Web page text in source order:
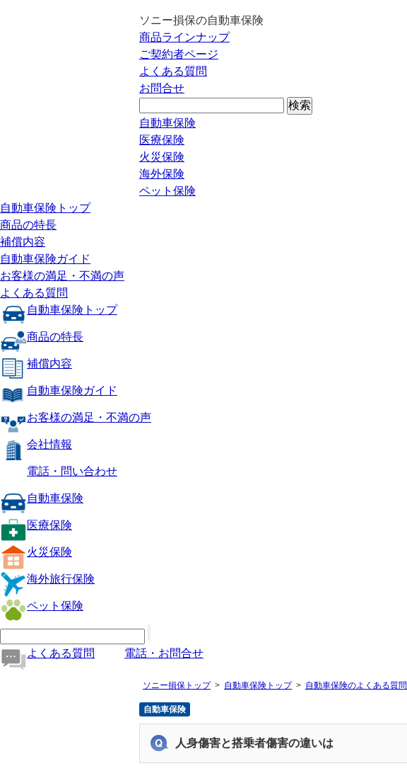
ソニー損保の自動車保険
商品ラインナップ
ご契約者ページ
よくある質問
お問合せ
自動車保険
医療保険
火災保険
海外保険
ペット保険
自動車保険トップ
商品の特長
補償内容
自動車保険ガイド
お客様の満足・不満の声
よくある質問
自動車保険トップ
商品の特長
補償内容
自動車保険ガイド
お客様の満足・不満の声
会社情報
電話・問い合わせ
自動車保険
医療保険
火災保険
海外旅行保険
ペット保険
よくある質問 電話・お問合せ
ソニー損保トップ 自動車保険トップ 自動車保険のよくある質問
自動車保険
人身傷害と搭乗者傷害の違いは